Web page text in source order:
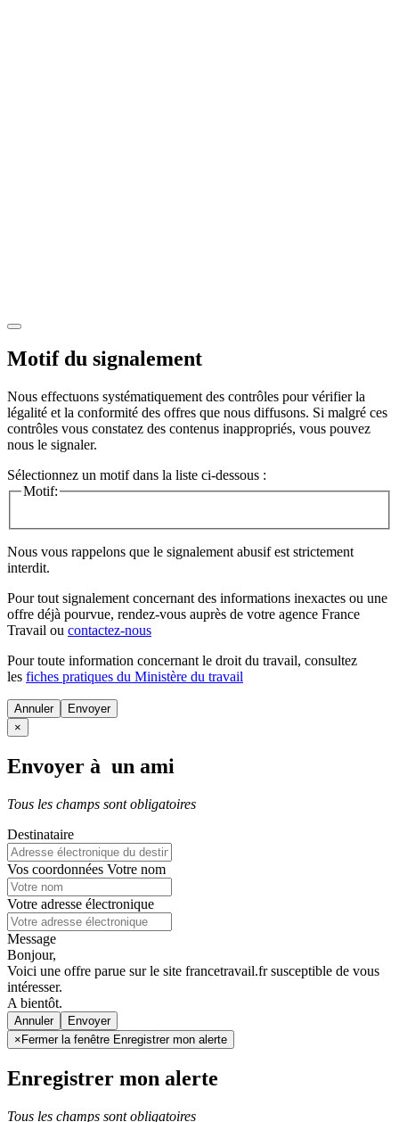
Motif du signalement
Nous effectuons systématiquement des contrôles pour vérifier la
légalité et la conformité des offres que nous diffusons. Si malgré ces
contrôles vous constatez des contenus inappropriés, vous pouvez
nous le signaler.
Sélectionnez un motif dans la liste ci-dessous :
Motif:
Nous vous rappelons que le signalement abusif est strictement
interdit.
Pour tout signalement concernant des informations inexactes ou une
offre déjà pourvue, rendez-vous auprès de votre agence France
Travail ou contactez-nous
Pour toute information concernant le droit du travail, consultez
les fiches pratiques du Ministère du travail
Annuler
×
Envoyer à un ami
Tous les champs sont obligatoires
Destinataire
Vos coordonnées Votre nom
Votre adresse électronique
Message
Bonjour,
Voici une offre parue sur le site francetravail.fr susceptible de vous
intéresser.
A bientôt.
Annuler
× Fermer la fenêtre Enregistrer mon alerte
Enregistrer mon alerte
Tous les champs sont obligatoires